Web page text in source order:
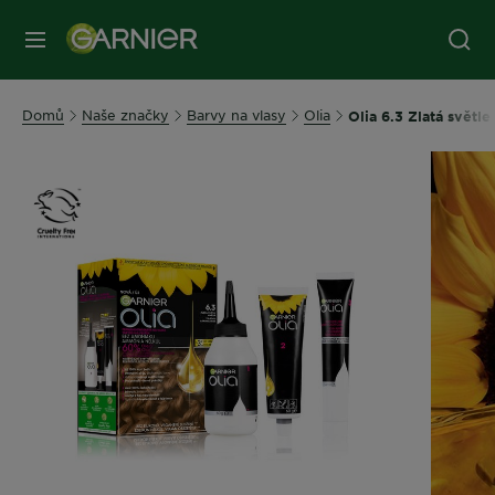
MENU
Domů Naše značky Barvy na vlasy Olia Olia 6.3 Zlatá světle